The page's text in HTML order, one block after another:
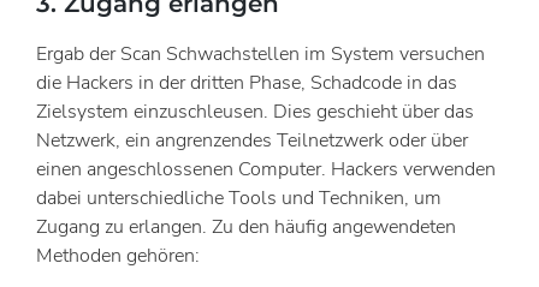
Ergab der Scan Schwachstellen im System versuchen
die Hackers in der dritten Phase, Schadcode in das
Zielsystem einzuschleusen. Dies geschieht über das
Netzwerk, ein angrenzendes Teilnetzwerk oder über
einen angeschlossenen Computer. Hackers verwenden
dabei unterschiedliche Tools und Techniken, um
Zugang zu erlangen. Zu den häufig angewendeten
Methoden gehören: